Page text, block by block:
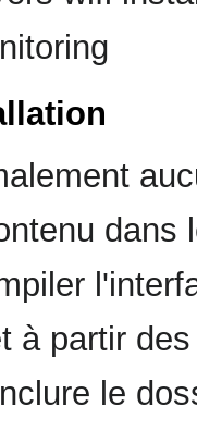
dans
à partir
le